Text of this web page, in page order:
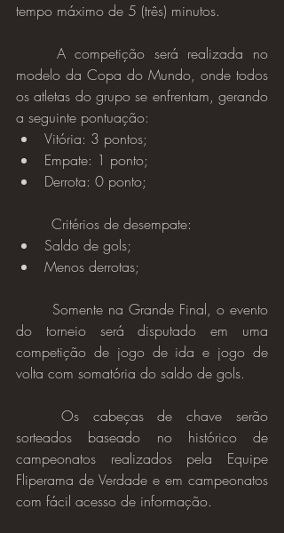
tempo máximo de 5 (três) minutos.
modelo da Copa do Mundo, onde todos
os atletas do grupo se enfrentam, gerando
a seguinte pontuação:
Vitória: 3 pontos;
Empate: 1 ponto;
Derrota: 0 ponto;
	Critérios de desempate:
Saldo de gols;
Menos derrotas;
Somente na Grande Final, o evento
do torneio será disputado em uma
competição de jogo de ida e jogo de
volta com somatória do saldo de gols.
sorteados baseado no histórico de
campeonatos realizados pela Equipe
Fliperama de Verdade e em campeonatos
com fácil acesso de informação.